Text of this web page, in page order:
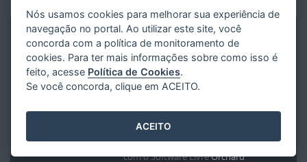
com o Software LivreOrchard
Nós usamos cookies para melhorar sua experiência de
navegação no portal. Ao utilizar este site, você
concorda com a política de monitoramento de
cookies. Para ter mais informações sobre como isso é
feito, acesse Política de Cookies.
Se você concorda, clique em ACEITO.
ACEITO